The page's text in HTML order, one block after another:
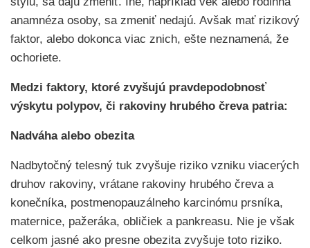
anamnéza osoby, sa zmeniť nedajú. Avšak mať rizikový
faktor, alebo dokonca viac znich, ešte neznamená, že
ochoriete.
Medzi faktory, ktoré zvyšujú pravdepodobnosť
výskytu polypov, či rakoviny hrubého čreva patria:
Nadváha alebo obezita
Nadbytočný telesný tuk zvyšuje riziko vzniku viacerých
druhov rakoviny, vrátane rakoviny hrubého čreva a
konečníka, postmenopauzálneho karcinómu prsníka,
maternice, pažeráka, obličiek a pankreasu. Nie je však
celkom jasné ako presne obezita zvyšuje toto riziko.